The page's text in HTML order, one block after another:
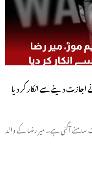
دینے سے انکار کر دیا
سامنے آگئی ہے۔ میر رضا کے والد